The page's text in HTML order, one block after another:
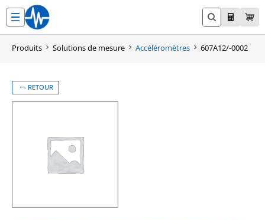
contenu
Produits Solutions de mesure Accéléromètres 607A12/-0002
RETOUR